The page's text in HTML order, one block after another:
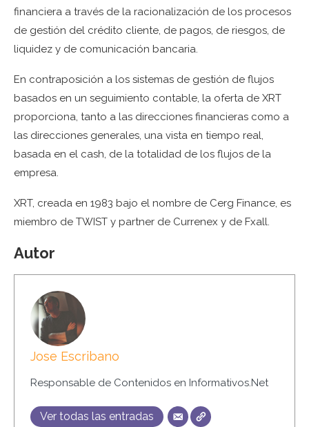
financiera a través de la racionalización de los procesos
de gestión del crédito cliente, de pagos, de riesgos, de
liquidez y de comunicación bancaria.
En contraposición a los sistemas de gestión de flujos
basados en un seguimiento contable, la oferta de XRT
proporciona, tanto a las direcciones financieras como a
las direcciones generales, una vista en tiempo real,
basada en el cash, de la totalidad de los flujos de la
empresa.
XRT, creada en 1983 bajo el nombre de Cerg Finance, es
miembro de TWIST y partner de Currenex y de Fxall.
Autor
Jose Escribano
Responsable de Contenidos en Informativos.Net
Ver todas las entradas